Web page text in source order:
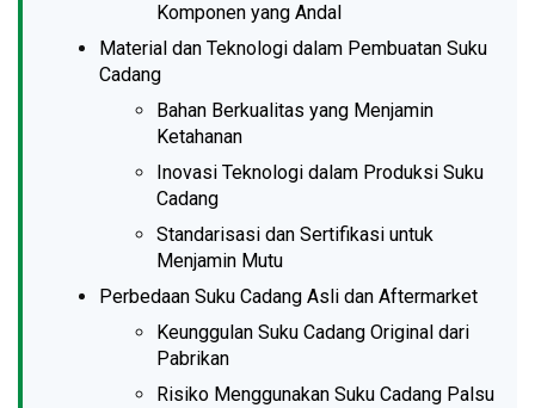
Komponen yang Andal
Material dan Teknologi dalam Pembuatan Suku
Cadang
Bahan Berkualitas yang Menjamin
Ketahanan
Inovasi Teknologi dalam Produksi Suku
Cadang
Standarisasi dan Sertifikasi untuk
Menjamin Mutu
Perbedaan Suku Cadang Asli dan Aftermarket
Keunggulan Suku Cadang Original dari
Pabrikan
Risiko Menggunakan Suku Cadang Palsu